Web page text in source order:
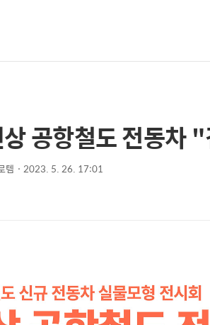
공항철도 전동차
템 2023. 5. 26. 17:01